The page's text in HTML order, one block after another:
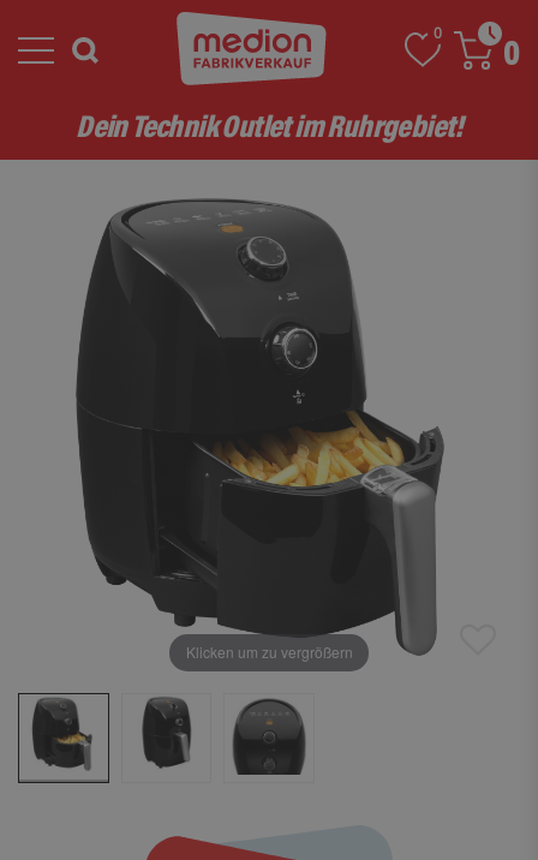
0
0
Dein Technik Outlet im Ruhrgebiet!
Klicken um zu vergrößern